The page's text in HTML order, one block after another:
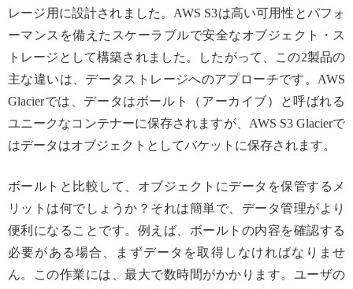
レージ用に設計されました。AWS S3は高い可用性とパフォ
ーマンスを備えたスケーラブルで安全なオブジェクト・ス
トレージとして構築されました。したがって、この2製品の
主な違いは、データストレージへのアプローチです。AWS
Glacierでは、データはボールト（アーカイブ）と呼ばれる
ユニークなコンテナーに保存されますが、AWS S3 Glacierで
はデータはオブジェクトとしてバケットに保存されます。
ボールトと比較して、オブジェクトにデータを保管するメ
リットは何でしょうか？それは簡単で、データ管理がより
便利になることです。例えば、ボールトの内容を確認する
必要がある場合、まずデータを取得しなければなりませ
ん。この作業には、最大で数時間がかかります。ユーザの